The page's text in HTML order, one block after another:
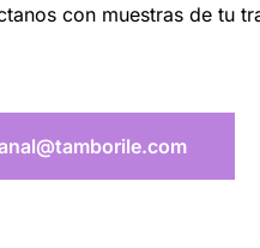
con muestras de tu